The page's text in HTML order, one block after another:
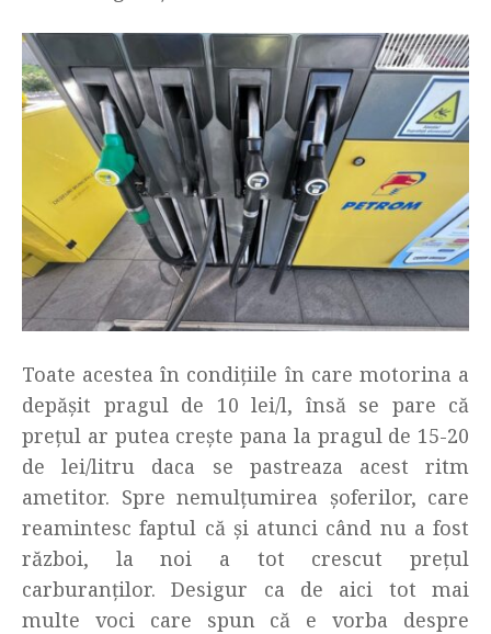
Toate acestea în condițiile în care motorina a
depășit pragul de 10 lei/l, însă se pare că
prețul ar putea crește pana la pragul de 15-20
de lei/litru daca se pastreaza acest ritm
ametitor. Spre nemulțumirea șoferilor, care
reamintesc faptul că și atunci când nu a fost
război, la noi a tot crescut prețul
carburanților. Desigur ca de aici tot mai
multe voci care spun că e vorba despre